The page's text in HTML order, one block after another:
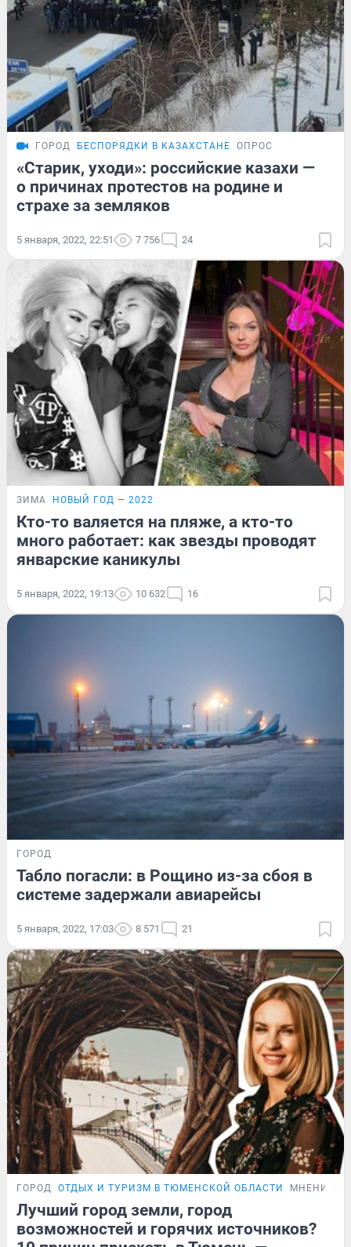
ГОРОД БЕСПОРЯДКИ В КАЗАХСТАНЕ ОПРОС
«Старик, уходи»: российские казахи —
о причинах протестов на родине и
страхе за земляков
5 января, 2022, 22:51 7 756 24
ЗИМА НОВЫЙ ГОД — 2022
Кто-то валяется на пляже, а кто-то
много работает: как звезды проводят
январские каникулы
5 января, 2022, 19:13 10 632 16
ГОРОД
Табло погасли: в Рощино из-за сбоя в
системе задержали авиарейсы
5 января, 2022, 17:03 8 571 21
ГОРОД ОТДЫХ И ТУРИЗМ В ТЮМЕНСКОЙ ОБЛАСТИ МНЕНИЕ
Лучший город земли, город
возможностей и горячих источников?